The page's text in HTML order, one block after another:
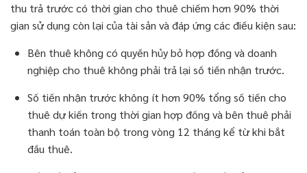
thu trả trước có thời gian cho thuê chiếm hơn 90% thời
gian sử dụng còn lại của tài sản và đáp ứng các điều kiện sau:
Bên thuê không có quyền hủy bỏ hợp đồng và doanh
nghiệp cho thuê không phải trả lại số tiền nhận trước.
Số tiền nhận trước không ít hơn 90% tổng số tiền cho
thuê dự kiến trong thời gian hợp đồng và bên thuê phải
thanh toán toàn bộ trong vòng 12 tháng kể từ khi bắt
đầu thuê.